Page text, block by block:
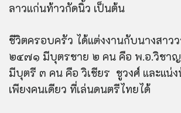
ลาวแก่นท้าวกัดนิ้ว เป็นต้น
ชีวิตครอบครัว ได้แต่งงานกับนางสาว
๒๔๗๑ มีบุตรชาย ๒ คน คือ พ.อ.วิชาญ
มีบุตรี ๓ คน คือ วิเชียร ชูวงศ์ และแน่
เพียงคนเดียว ที่เล่นดนตรีไทยได้